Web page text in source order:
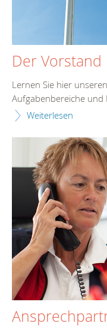
Der Vorstand
Lernen Sie hier
Aufgabenbereiche und
Weiterlesen